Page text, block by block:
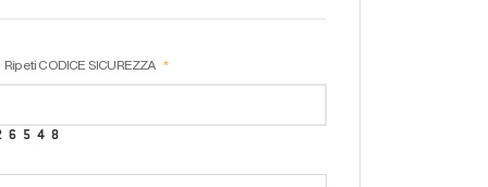
Ripeti CODICE SICUREZZA